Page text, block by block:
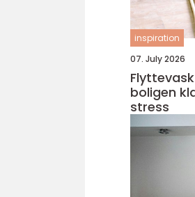
inspiration
07. July 2026
boligen
stress